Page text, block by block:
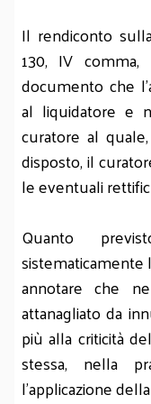
Il rendiconto
130, IV
documento che
al liquidatore e
curatore al
disposto, il
le eventuali
Quanto
sistematicamente
annotare che
attanagliato da
più alla criticità
stessa, nella
l’applicazione